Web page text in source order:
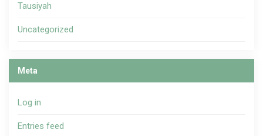
Tausiyah
Uncategorized
Meta
Log in
Entries feed